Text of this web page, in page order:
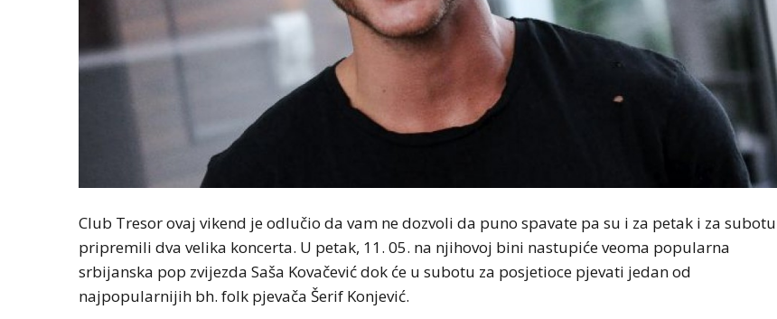
Club Tresor ovaj vikend je odlučio da vam ne dozvoli da puno spavate pa su i za petak i za subotu
pripremili dva velika koncerta. U petak, 11. 05. na njihovoj bini nastupiće veoma popularna
srbijanska pop zvijezda Saša Kovačević dok će u subotu za posjetioce pjevati jedan od
najpopularnijih bh. folk pjevača Šerif Konjević.